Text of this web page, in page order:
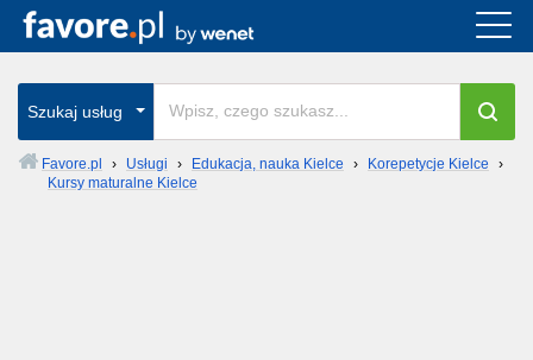
Szukaj usług
Favore.pl › Usługi › Edukacja, nauka Kielce › Korepetycje Kielce
›
Kursy maturalne Kielce